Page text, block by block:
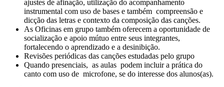
ajustes de afinação, utilização do acompanhamento
instrumental com uso de bases e também compreensão e
dicção das letras e contexto da composição das canções.
As Oficinas em grupo também oferecem a oportunidade de
socialização e apoio mútuo entre seus integrantes,
fortalecendo o aprendizado e a desinibição.
Revisões periódicas das canções estudadas pelo grupo
Quando presenciais, as aulas podem incluir a prática do
canto com uso de microfone, se do interesse dos alunos(as).